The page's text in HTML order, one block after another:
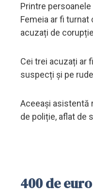
Printre
Femeia ar fi
acuzați de
Cei trei acuzați ar
suspecți și pe
Aceeași asistentă
de poliție, aflat de
400 de